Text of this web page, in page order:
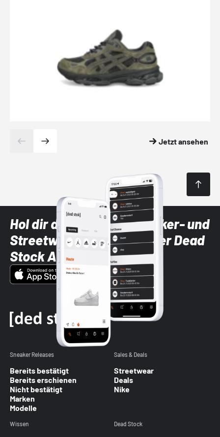
Jetzt ansehen
Hol dir die neuesten Sneaker- und
Streetwear-Brands mit der Dead
Stock App
Sneaker Releases
Bereits bestätigt
Bereits erschienen
Nicht bestätigt
Marken
Modelle
Sales & Deals
Streetwear
Deals
Nike
Wissen Dead Stock